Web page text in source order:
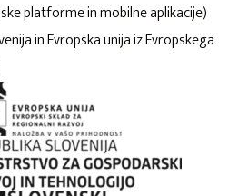
platforme in mobilne aplikacije)
in Evropska unija iz Evropskega